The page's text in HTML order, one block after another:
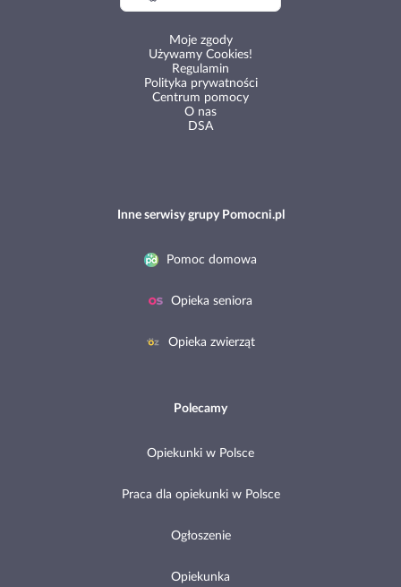
Moje zgody
Używamy Cookies!
Regulamin
Polityka prywatności
Centrum pomocy
O nas
DSA
Inne serwisy grupy Pomocni.pl
Pomoc domowa
Opieka seniora
Opieka zwierząt
Polecamy
Opiekunki w Polsce
Praca dla opiekunki w Polsce
Ogłoszenie
Opiekunka